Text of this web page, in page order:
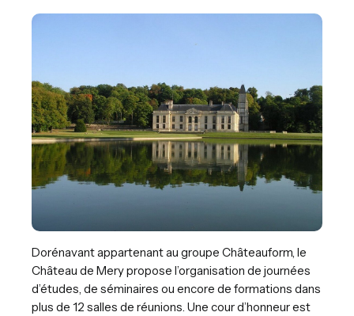
Dorénavant appartenant au groupe Châteauform, le
Château de Mery propose l’organisation de journées
d’études, de séminaires ou encore de formations dans
plus de 12 salles de réunions. Une cour d’honneur est